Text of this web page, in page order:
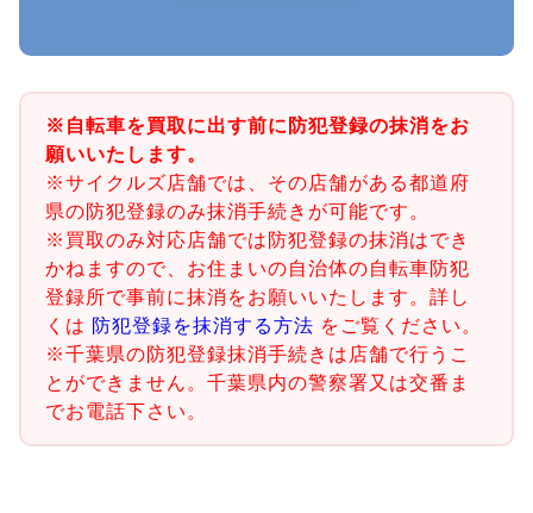
※自転車を買取に出す前に防犯登録の抹消をお
願いいたします。
※サイクルズ店舗では、その店舗がある都道府
県の防犯登録のみ抹消手続きが可能です。
※買取のみ対応店舗では防犯登録の抹消はでき
かねますので、お住まいの自治体の自転車防犯
登録所で事前に抹消をお願いいたします。詳し
くは 防犯登録を抹消する方法 をご覧ください。
※千葉県の防犯登録抹消手続きは店舗で行うこ
とができません。千葉県内の警察署又は交番ま
でお電話下さい。